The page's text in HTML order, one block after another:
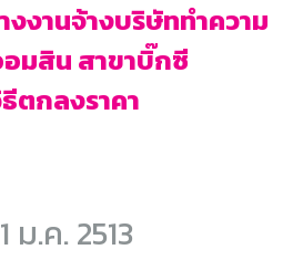
งงานจ้างบริษัททำความ
อมสิน สาขาบิ๊กซี
ตกลงราคา
ม.ค. 2513